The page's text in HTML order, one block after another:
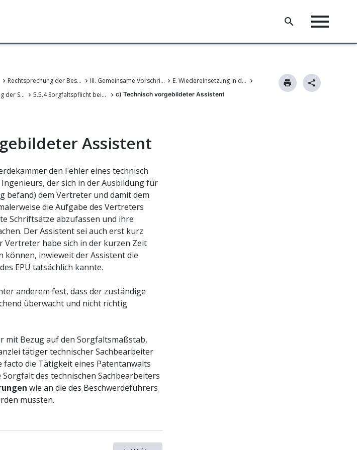
Rechtsprechung der Beschwerdekammern des Europäischen Patentamts III. Gemeinsame Vorschriften für die Verfahren vor dem EPA
E. Wiedereinsetzung in den vorigen Stand
5.5. Zur Beachtung der Sorgfalt gehaltene Personen und Sorgfaltsanforderungen 5.5.4 Sorgfaltspflicht beim Einsatz von Hilfspersonen c) Technisch vorgebildeter Assistent
Assistent
den Fehler eines technisch
der sich in der Ausbildung für
befand) dem Vertreter und damit dem
die Aufgabe des Vertreters
Schriftsätze abzufassen und ihre
Der Assistent sei auch erst kurz
Vertreter habe sich in der kurzen Zeit
können, inwieweit der Assistent die
EPÜ tatsächlich kannte.
anderem fest, dass der zuständige
überwacht und nicht richtig
mit Bezug auf den Sorgfaltsmaßstab,
tätiger technischer Sachbearbeiter
die Tätigkeit eines Patentanwalts
des technischen Sachbearbeiters
wie an die des Beschwerdeführers
müssten.